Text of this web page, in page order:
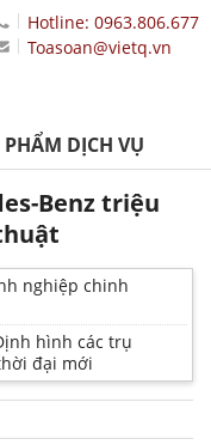
Hotline: 0963.806.677
Toasoan@vietq.vn
DỊCH VỤ
Benz triệu
nghiệp chinh
hình các trụ
đại mới